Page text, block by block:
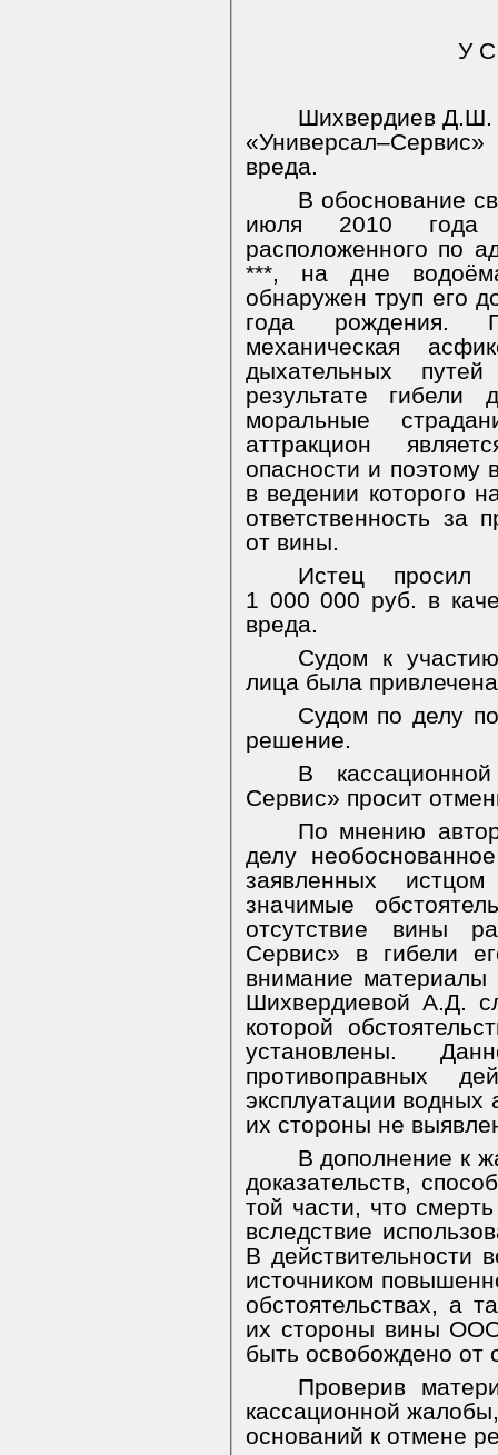
У
Шихвердиев Д.Ш.
вреда.
В обоснование
июля 2010
расположенного по
***, на дне
обнаружен труп его
года рождения.
механическая
дыхательных
результате
моральные
аттракцион
опасности и поэтому
в ведении которого
ответственность за
от вины.
Истец просил
1 000 000 руб. в
вреда.
Судом к
лица была
Судом по делу
решение.
В
Сервис» просит
По мнению
делу
заявленных
значимые
отсутствие вины
Сервис» в гибели
внимание материалы
Шихвердиевой А.Д.
которой
установлены.
противоправных
эксплуатации водных
их стороны не
В дополнение к
доказательств,
той части, что
вследствие
В действительности
источником
обстоятельствах, а
их стороны вины
быть освобождено от
Проверив
кассационной
оснований к отмене